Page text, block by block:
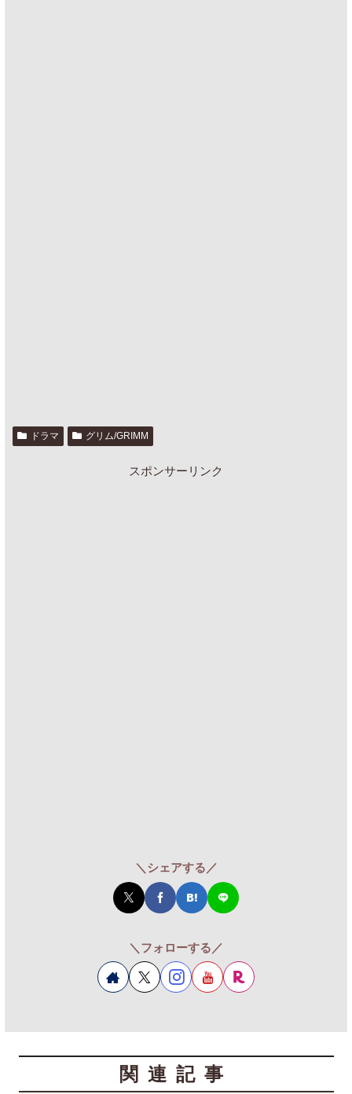
ドラマ グリム/GRIMM
スポンサーリンク
＼シェアする／
＼フォローする／
関連記事